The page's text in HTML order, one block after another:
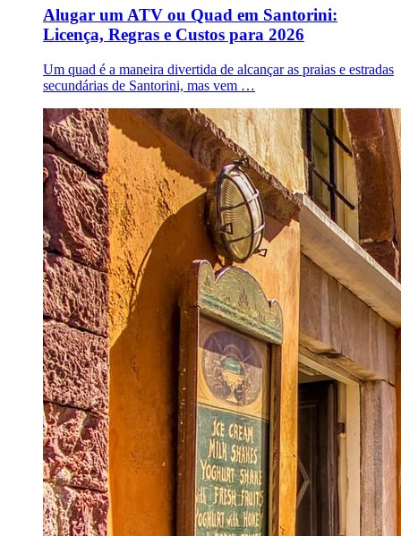
Alugar um ATV ou Quad em Santorini:
Licença, Regras e Custos para 2026
Um quad é a maneira divertida de alcançar as praias e estradas
secundárias de Santorini, mas vem …